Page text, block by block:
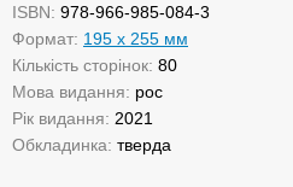
ISBN: 978-966-985-084-3
Формат: 195 x 255 мм
Кількість сторінок: 80
Мова видання: рос
Рік видання: 2021
Обкладинка: тверда